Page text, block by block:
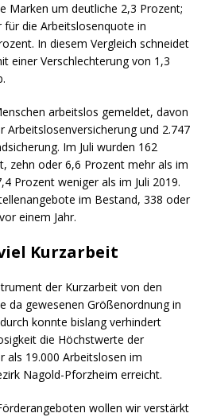
Marken um deutliche 2,3 Prozent;
für die Arbeitslosenquote in
In diesem Vergleich schneidet
einer Verschlechterung von 1,3
arbeitslos gemeldet, davon
Arbeitslosenversicherung und 2.747
Im Juli wurden 162
zehn oder 6,6 Prozent mehr als im
Prozent weniger als im Juli 2019.
im Bestand, 338 oder
einem Jahr.
Kurzarbeit
der Kurzarbeit von den
da gewesenen Größenordnung in
konnte bislang verhindert
die Höchstwerte der
als 19.000 Arbeitslosen im
Nagold-Pforzheim erreicht.
wollen wir verstärkt